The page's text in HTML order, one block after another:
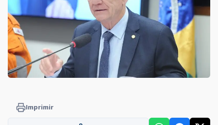
Imprimir